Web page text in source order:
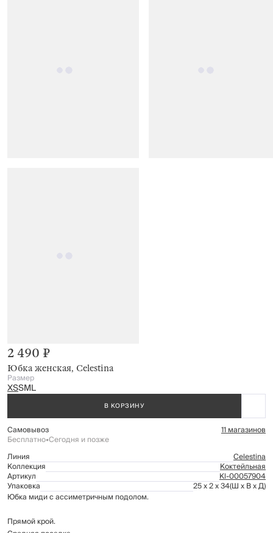
Юбка женская, Celestina
2 490 ₽
Размер
XSSML
В КОРЗИНУ
Самовывоз 11 магазинов
Бесплатно•Сегодня и позже
Линия
Celestina
Коллекция Коктейльная
Артикул Kl-00057904
Упаковка 25 x 2 x 34(Ш x В x Д)
Юбка миди с ассиметричным подолом.
Прямой крой.